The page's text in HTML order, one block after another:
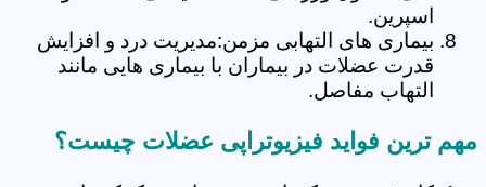
اسپرین.
بیماری های التهابی مزمن:مدیریت درد و افزایش
قدرت عضلات در بیماران با بیماری هایی مانند
التهاب مفاصل.
مهم ترین فواید فیزیوتراپی عضلات چیست؟